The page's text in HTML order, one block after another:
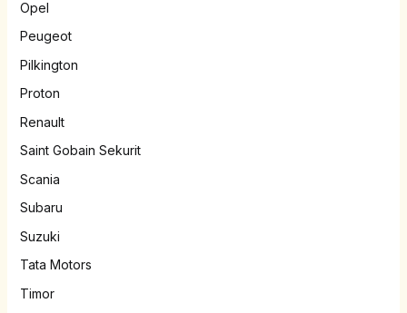
Opel
Peugeot
Pilkington
Proton
Renault
Saint Gobain Sekurit
Scania
Subaru
Suzuki
Tata Motors
Timor